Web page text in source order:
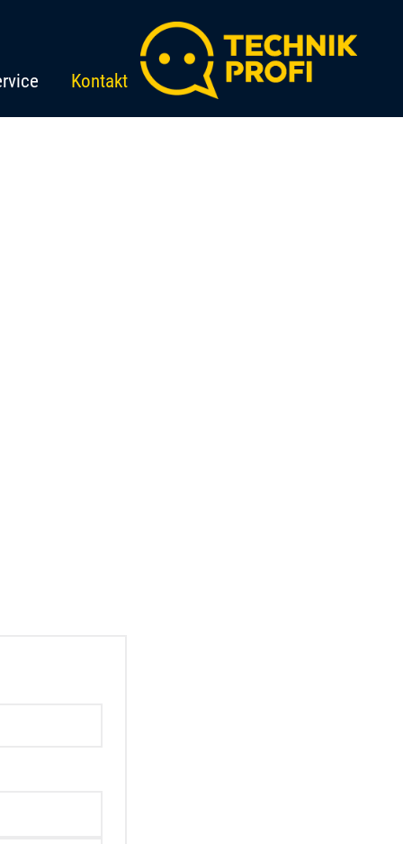
Kontakt